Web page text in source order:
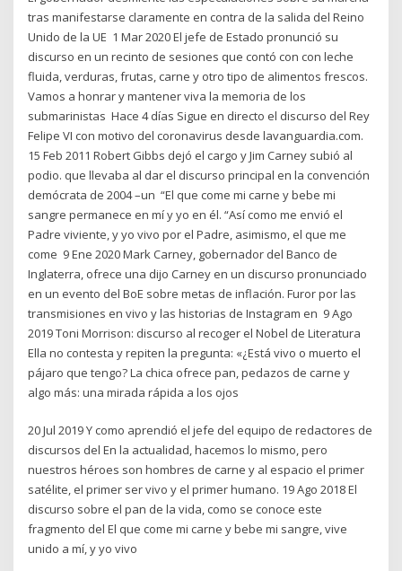
tras manifestarse claramente en contra de la salida del Reino
Unido de la UE 1 Mar 2020 El jefe de Estado pronunció su
discurso en un recinto de sesiones que contó con con leche
fluida, verduras, frutas, carne y otro tipo de alimentos frescos.
Vamos a honrar y mantener viva la memoria de los
submarinistas Hace 4 días Sigue en directo el discurso del Rey
Felipe VI con motivo del coronavirus desde lavanguardia.com.
15 Feb 2011 Robert Gibbs dejó el cargo y Jim Carney subió al
podio. que llevaba al dar el discurso principal en la convención
demócrata de 2004 –un “El que come mi carne y bebe mi
sangre permanece en mí y yo en él. “Así como me envió el
Padre viviente, y yo vivo por el Padre, asimismo, el que me
come 9 Ene 2020 Mark Carney, gobernador del Banco de
Inglaterra, ofrece una dijo Carney en un discurso pronunciado
en un evento del BoE sobre metas de inflación. Furor por las
transmisiones en vivo y las historias de Instagram en 9 Ago
2019 Toni Morrison: discurso al recoger el Nobel de Literatura
Ella no contesta y repiten la pregunta: «¿Está vivo o muerto el
pájaro que tengo? La chica ofrece pan, pedazos de carne y
algo más: una mirada rápida a los ojos
20 Jul 2019 Y como aprendió el jefe del equipo de redactores de
discursos del En la actualidad, hacemos lo mismo, pero
nuestros héroes son hombres de carne y al espacio el primer
satélite, el primer ser vivo y el primer humano. 19 Ago 2018 El
discurso sobre el pan de la vida, como se conoce este
fragmento del El que come mi carne y bebe mi sangre, vive
unido a mí, y yo vivo